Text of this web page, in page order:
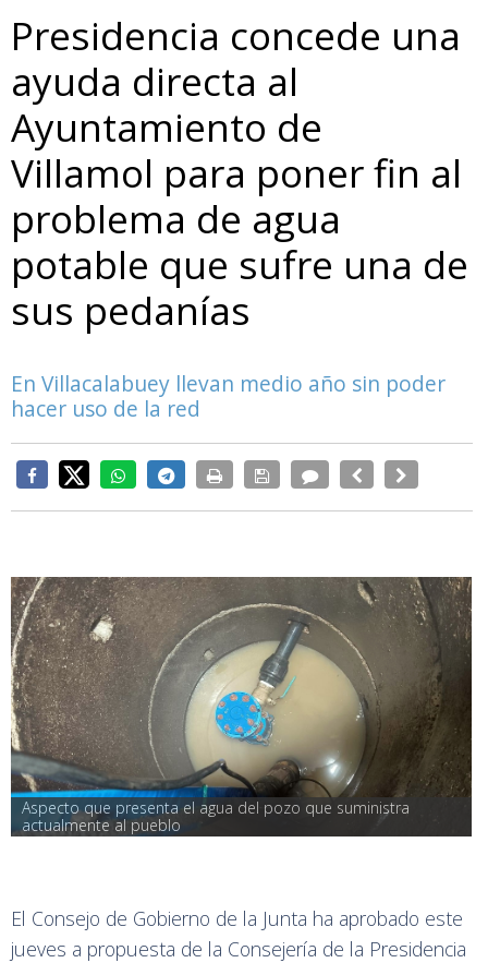
Presidencia concede una
ayuda directa al
Ayuntamiento de
Villamol para poner fin al
problema de agua
potable que sufre una de
sus pedanías
En Villacalabuey llevan medio año sin poder
hacer uso de la red
Aspecto que presenta el agua del pozo que suministra
actualmente al pueblo
El Consejo de Gobierno de la Junta ha aprobado este
jueves a propuesta de la Consejería de la Presidencia